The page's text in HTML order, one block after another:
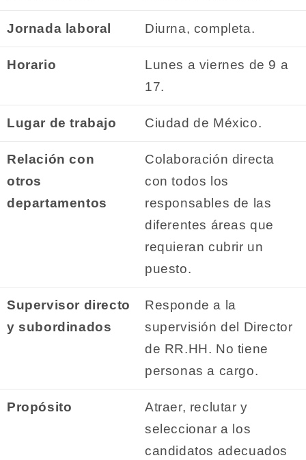
Jornada laboral Diurna, completa.
Horario
Lunes a viernes de 9 a
17.
Lugar de trabajo Ciudad de México.
Relación con
otros
departamentos
Colaboración directa
con todos los
responsables de las
diferentes áreas que
requieran cubrir un
puesto.
Supervisor directo
y subordinados
Responde a la
supervisión del Director
de RR.HH. No tiene
personas a cargo.
Propósito
Atraer, reclutar y
seleccionar a los
candidatos adecuados